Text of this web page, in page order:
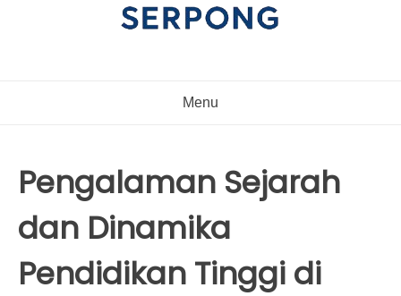
Menu
Pengalaman Sejarah
dan Dinamika
Pendidikan Tinggi di